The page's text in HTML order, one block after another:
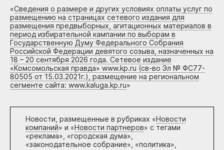
«Сведения о размере и других условиях оплаты услуг по
размещению на страницах сетевого издания для
размещения предвыборных, агитационных материалов в
период избирательной кампании по выборам в
Государственную Думу Федерального Собрания
Российской Федерации девятого созыва, назначенных на
18 – 20 сентября 2026 года. Сетевое издание
«Комсомольская правда» www.kp.ru (св-во Эл № ФС77-
80505 от 15.03.2021г.), размещение на региональном
сегменте сайта: www.kaluga.kp.ru»
Новости, размещенные в рубриках «Новости
компаний» и «Новости партнеров» с тегами
«реклама», «городская дума»,
«законодательное собрание», «политика»,